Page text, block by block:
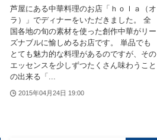
芦屋にある中華料理のお店「ｈｏｌａ（オ
ラ）」でディナーをいただきました。 全
国各地の旬の素材を使った創作中華がリー
ズナブルに愉しめるお店です。 単品でも
とても魅力的な料理があるのですが、その
エッセンスを少しずつたくさん味わうこと
の出来る「...
2015年04月24日 19:00